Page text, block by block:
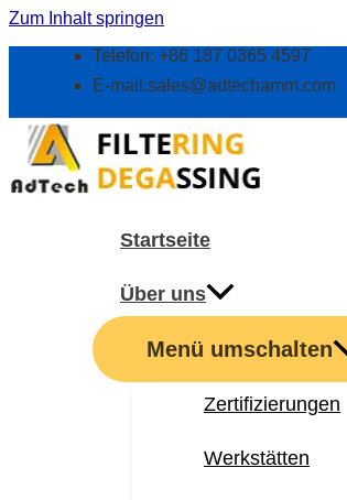
Zum Inhalt springen
Telefon: +86 187 0365 4597
E-mail:sales@adtechamm.com
Startseite
Über uns
Menü umschalten
Zertifizierungen
Werkstätten